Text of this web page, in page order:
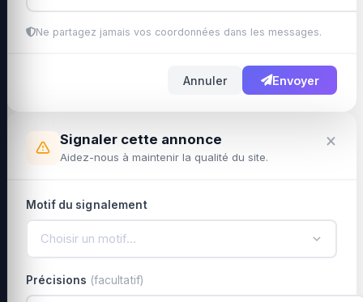
Ne partagez jamais vos coordonnées dans les messages.
Annuler Envoyer
Signaler cette annonce
Aidez-nous à maintenir la qualité du site.
×
Motif du signalement
Choisir un motif…
Précisions (facultatif)